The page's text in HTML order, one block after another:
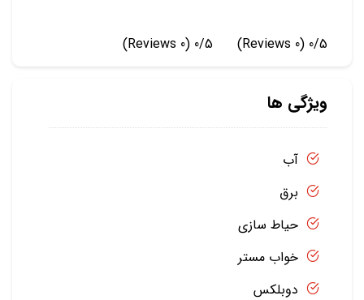
0/5
(0 Reviews)
0/5
(0 Reviews)
ویژگی ها
آب
برق
حیاط سازی
خواب مستر
دوبلکس